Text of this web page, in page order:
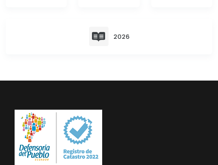
GESTIÓN ADMINISTRATIVA
PRESUPUESTO: EJECUCIÓN Y REPORTES
Cédulas presupuestarias y balances
Procesos de contratación
2026